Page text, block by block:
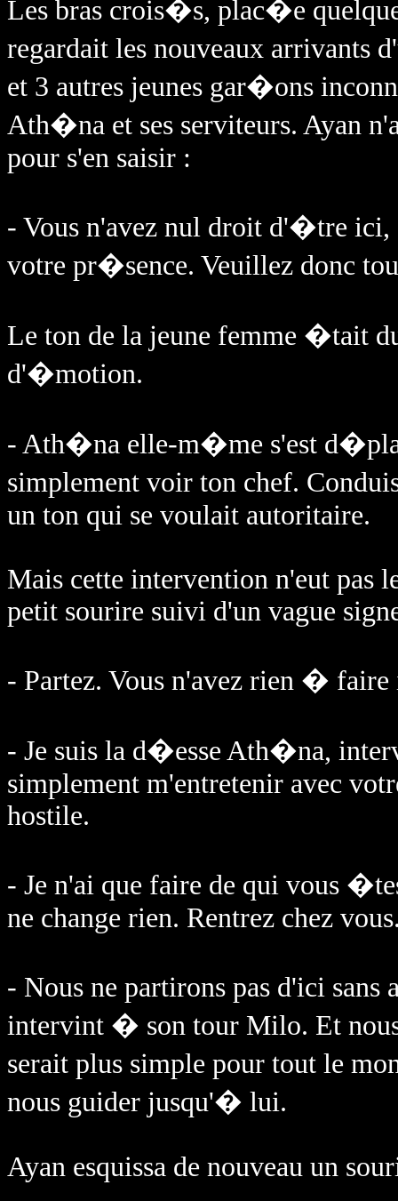
Les bras crois�s, plac�e
regardait les nouveaux
et 3 autres jeunes gar�ons
Ath�na et ses serviteurs. Ayan
pour s'en saisir :
- Vous n'avez nul droit d'�tre
votre pr�sence. Veuillez donc
Le ton de la jeune femme �tait
d'�motion.
- Ath�na elle-m�me s'est
simplement voir ton chef.
un ton qui se voulait autoritaire.
Mais cette intervention n'eut pas
petit sourire suivi d'un vague
- Partez. Vous n'avez rien �
- Je suis la d�esse Ath�na,
simplement m'entretenir avec
hostile.
- Je n'ai que faire de qui vous
ne change rien. Rentrez chez
- Nous ne partirons pas d'ici
intervint � son tour Milo. Et
serait plus simple pour tout le
nous guider jusqu'� lui.
Ayan esquissa de nouveau un